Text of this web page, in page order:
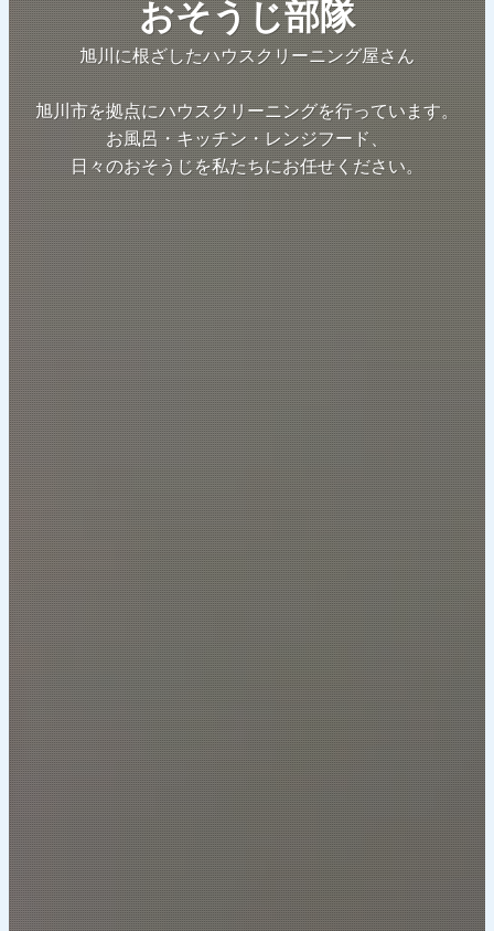
おそうじ部隊
旭川に根ざしたハウスクリーニング屋さん
旭川市を拠点にハウスクリーニングを行っています。
お風呂・キッチン・レンジフード、
日々のおそうじを私たちにお任せください。